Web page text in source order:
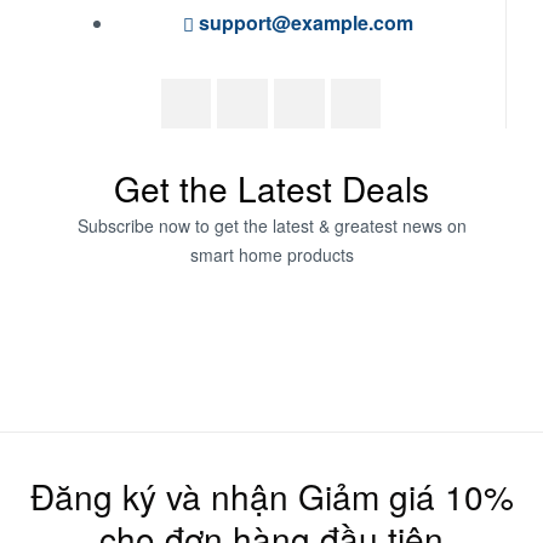
support@example.com
Get the Latest Deals
Subscribe now to get the latest & greatest news on
smart home products
Đăng ký và nhận Giảm giá 10%